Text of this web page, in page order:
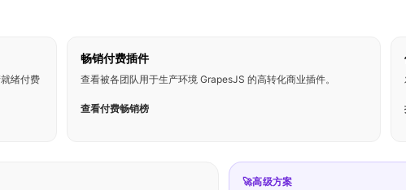
绪付费
畅销付费插件
查看被各团队用于生产环境 GrapesJS 的高转化商业插件。
查看付费畅销榜
🚀高级方案